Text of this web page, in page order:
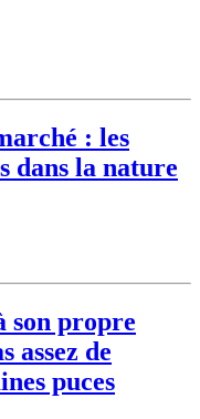
: les
dans la nature
son propre
assez de
puces